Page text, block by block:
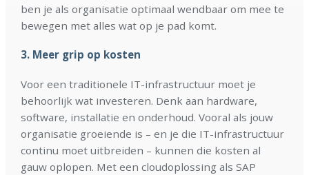
ben je als organisatie optimaal wendbaar om mee te
bewegen met alles wat op je pad komt.
3. Meer grip op kosten
Voor een traditionele IT-infrastructuur moet je
behoorlijk wat investeren. Denk aan hardware,
software, installatie en onderhoud. Vooral als jouw
organisatie groeiende is – en je die IT-infrastructuur
continu moet uitbreiden – kunnen die kosten al
gauw oplopen. Met een cloudoplossing als SAP